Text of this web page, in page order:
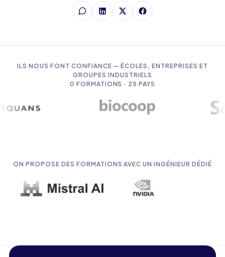
ILS NOUS FONT CONFIANCE — ÉCOLES, ENTREPRISES ET
GROUPES INDUSTRIELS
0 FORMATIONS · 25 PAYS
ON PROPOSE DES FORMATIONS AVEC UN INGÉNIEUR DÉDIÉ